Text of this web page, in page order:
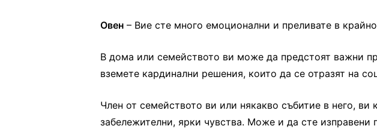
Овен – Вие сте много емоционални и преливате в
В дома или семейството ви може да предстоят важни
вземете кардинални решения, които да се отразят на
Член от семейството ви или някакво събитие в него, ви
забележителни, ярки чувства. Може и да сте изправени